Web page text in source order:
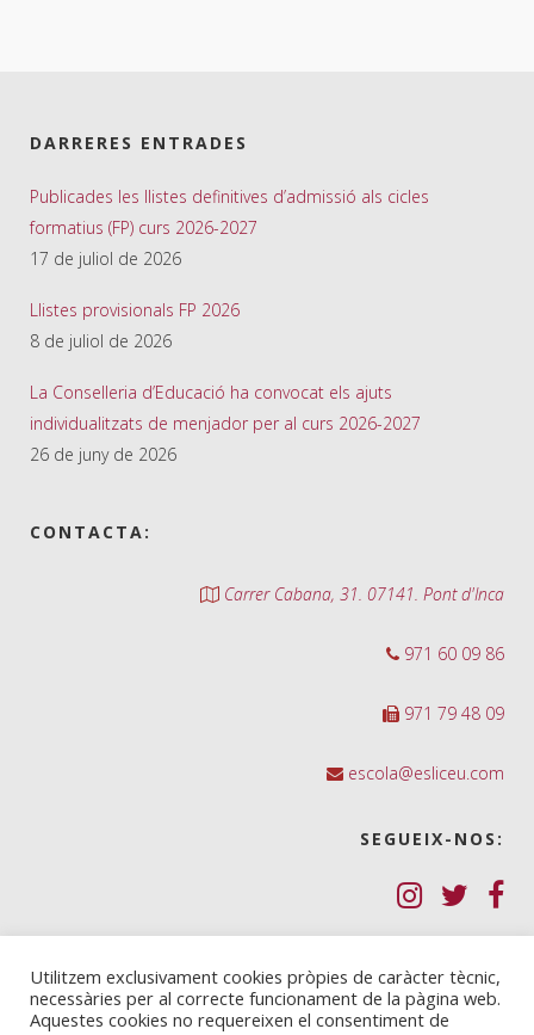
DARRERES ENTRADES
Publicades les llistes definitives d’admissió als cicles
formatius (FP) curs 2026-2027
17 de juliol de 2026
Llistes provisionals FP 2026
8 de juliol de 2026
La Conselleria d’Educació ha convocat els ajuts
individualitzats de menjador per al curs 2026-2027
26 de juny de 2026
CONTACTA:
Carrer Cabana, 31. 07141. Pont d'Inca
971 60 09 86
971 79 48 09
escola@esliceu.com
SEGUEIX-NOS:
Política de Galetes (cookies)
Política de privadesa
Utilitzem exclusivament cookies pròpies de caràcter tècnic,
necessàries per al correcte funcionament de la pàgina web.
Aquestes cookies no requereixen el consentiment de